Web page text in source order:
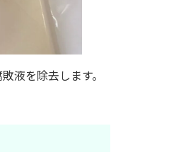
液を除去します。